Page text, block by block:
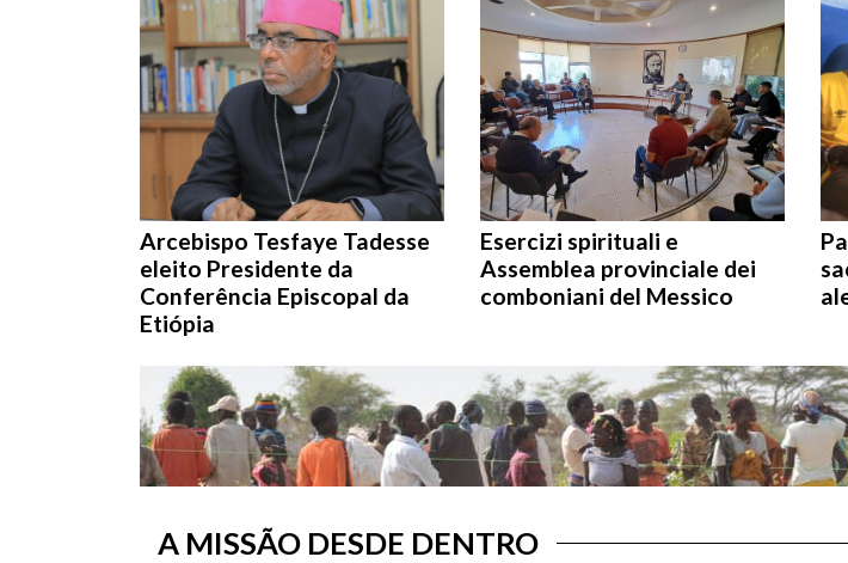
Arcebispo Tesfaye Tadesse
eleito Presidente da
Conferência Episcopal da
Etiópia
Esercizi spirituali e
Assemblea provinciale dei
comboniani del Messico
A MISSÃO DESDE DENTRO